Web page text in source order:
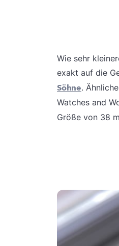
Wie sehr
exakt auf die
Söhne.
Watches and
Größe von 38